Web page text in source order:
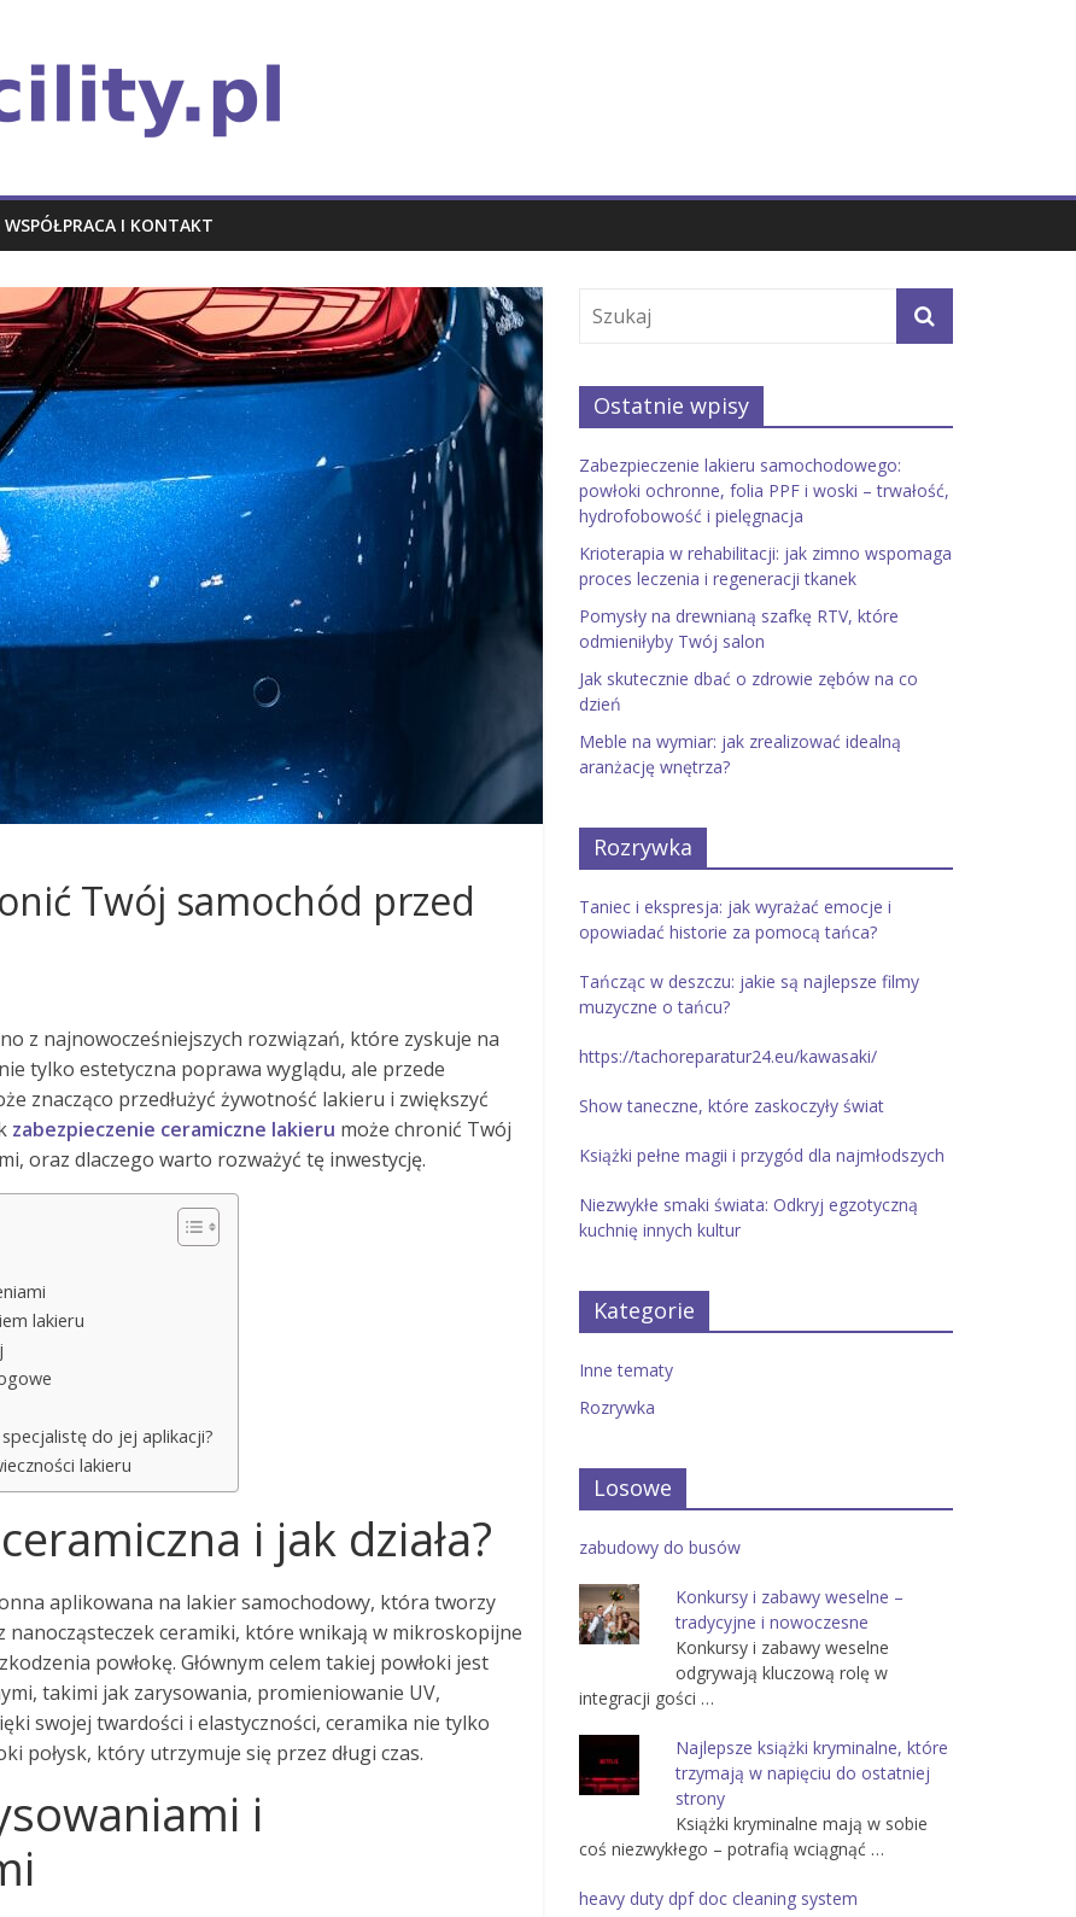
WSPÓŁPRACA I KONTAKT
Twój samochód przed
z najnowocześniejszych rozwiązań, które zyskuje na
tylko estetyczna poprawa wyglądu, ale przede
znacząco przedłużyć żywotność lakieru i zwiększyć
zabezpieczenie ceramiczne lakieru może chronić Twój
oraz dlaczego warto rozważyć tę inwestycję.
lakieru
do jej aplikacji?
lakieru
i jak działa?
aplikowana na lakier samochodowy, która tworzy
nanocząsteczek ceramiki, które wnikają w mikroskopijne
powłokę. Głównym celem takiej powłoki jest
takimi jak zarysowania, promieniowanie UV,
swojej twardości i elastyczności, ceramika nie tylko
połysk, który utrzymuje się przez długi czas.
i
Ostatnie wpisy
Zabezpieczenie lakieru samochodowego:
powłoki ochronne, folia PPF i woski – trwałość,
hydrofobowość i pielęgnacja
Krioterapia w rehabilitacji: jak zimno wspomaga
proces leczenia i regeneracji tkanek
Pomysły na drewnianą szafkę RTV, które
odmieniłyby Twój salon
Jak skutecznie dbać o zdrowie zębów na co
dzień
Meble na wymiar: jak zrealizować idealną
aranżację wnętrza?
Rozrywka
Taniec i ekspresja: jak wyrażać emocje i
opowiadać historie za pomocą tańca?
Tańcząc w deszczu: jakie są najlepsze filmy
muzyczne o tańcu?
https://tachoreparatur24.eu/kawasaki/
Show taneczne, które zaskoczyły świat
Książki pełne magii i przygód dla najmłodszych
Niezwykłe smaki świata: Odkryj egzotyczną
kuchnię innych kultur
Kategorie
Inne tematy
Rozrywka
Losowe
zabudowy do busów
Konkursy i zabawy weselne –
tradycyjne i nowoczesne
Konkursy i zabawy weselne
odgrywają kluczową rolę w
integracji gości …
Najlepsze książki kryminalne, które
trzymają w napięciu do ostatniej
strony
Książki kryminalne mają w sobie
coś niezwykłego – potrafią wciągnąć …
heavy duty dpf doc cleaning system